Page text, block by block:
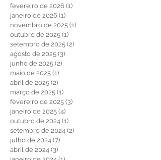
Arquivo
fevereiro de 2026 (1) 1 post
janeiro de 2026 (1) 1 post
novembro de 2025
(1)
outubro de 2025 (1)
setembro de 2025
agosto de 2025
junho de 2025 (2) 2 posts
maio de 2025
(1) 1 post
abril de 2025
2 posts
março de 2025 (1)1 post
fevereiro de 2025 (3) 3 posts
janeiro de 2025 (4) 4 posts
outubro de 2024
setembro de 2024